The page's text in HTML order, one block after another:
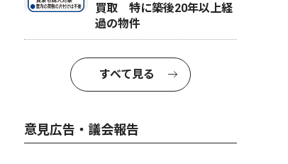
買取 特に築後20年以上経
過の物件
すべて見る
意見広告・議会報告